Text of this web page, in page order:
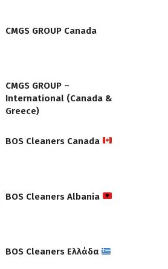
CMGS GROUP Canada
CMGS GROUP –
International (Canada &
Greece)
BOS Cleaners Canada
BOS Cleaners Albania
BOS Cleaners Ελλάδα